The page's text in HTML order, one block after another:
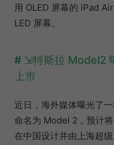
用 OLED 屏幕的 iPad
LED 屏幕。
特斯拉 Model2
上市
近日，海外媒体曝光了
命名为 Model 2，预计
在中国设计并由上海超